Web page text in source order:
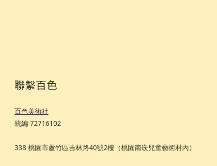
聯繫百色
百色美術社
統編 72716102
338 桃園市蘆竹區吉林路40號2樓（桃園南崁兒童藝術村內）